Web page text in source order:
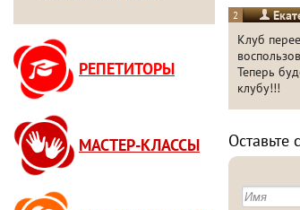
РЕПЕТИТОРЫ
МАСТЕР-КЛАССЫ
2
Клуб
Теперь
клубу!!!